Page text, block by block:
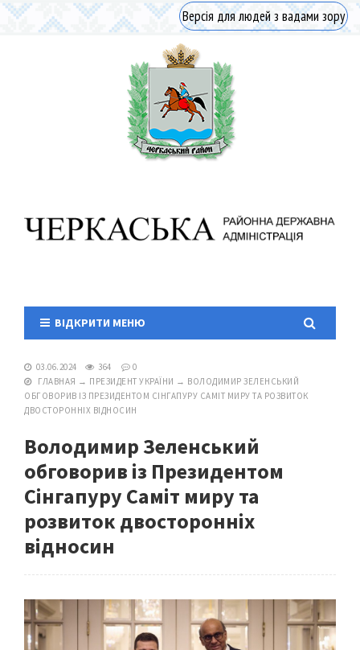
Версія для людей з вадами зору
ВІДКРИТИ МЕНЮ
03.06.2024 364
0
ГЛАВНАЯ → ПРЕЗИДЕНТ УКРАЇНИ → ВОЛОДИМИР ЗЕЛЕНСЬКИЙ
ОБГОВОРИВ ІЗ ПРЕЗИДЕНТОМ СІНГАПУРУ САМІТ МИРУ ТА РОЗВИТОК
ДВОСТОРОННІХ ВІДНОСИН
Володимир Зеленський
обговорив із Президентом
Сінгапуру Саміт миру та
розвиток двосторонніх
відносин